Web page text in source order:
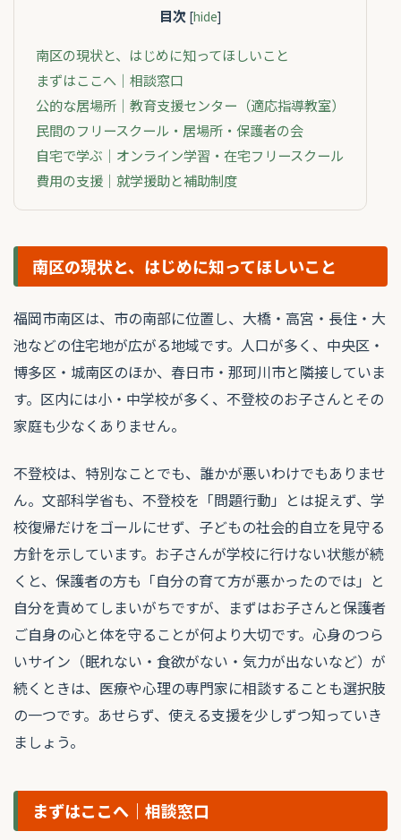
目次 [hide]
南区の現状と、はじめに知ってほしいこと
まずはここへ｜相談窓口
公的な居場所｜教育支援センター（適応指導教室）
民間のフリースクール・居場所・保護者の会
自宅で学ぶ｜オンライン学習・在宅フリースクール
費用の支援｜就学援助と補助制度
南区の現状と、はじめに知ってほしいこと
福岡市南区は、市の南部に位置し、大橋・高宮・長住・大
池などの住宅地が広がる地域です。人口が多く、中央区・
博多区・城南区のほか、春日市・那珂川市と隣接していま
す。区内には小・中学校が多く、不登校のお子さんとその
家庭も少なくありません。
不登校は、特別なことでも、誰かが悪いわけでもありませ
ん。文部科学省も、不登校を「問題行動」とは捉えず、学
校復帰だけをゴールにせず、子どもの社会的自立を見守る
方針を示しています。お子さんが学校に行けない状態が続
くと、保護者の方も「自分の育て方が悪かったのでは」と
自分を責めてしまいがちですが、まずはお子さんと保護者
ご自身の心と体を守ることが何より大切です。心身のつら
いサイン（眠れない・食欲がない・気力が出ないなど）が
続くときは、医療や心理の専門家に相談することも選択肢
の一つです。あせらず、使える支援を少しずつ知っていき
ましょう。
まずはここへ｜相談窓口